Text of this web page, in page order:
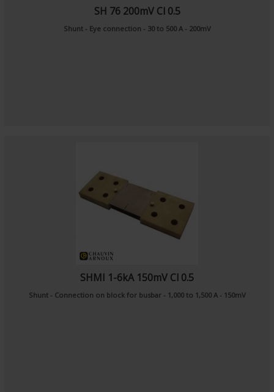
SH 76 200mV Cl 0.5
Shunt - Eye connection - 30 to 500 A - 200mV
SHMI 1-6kA 150mV Cl 0.5
Shunt - Connection on block for busbar - 1,000 to 1,500 A - 150mV